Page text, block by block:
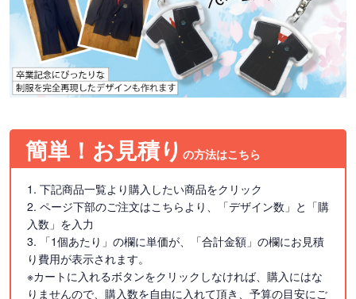
簡単！お見積り の方法はこちら
1. 下記商品一覧より購入したい商品をクリック
2. ページ下部のご注文はこちらより、「デザイン数」と「購
入数」を入力
3. 「1個あたり」の欄に単価が、「合計金額」の欄にお見積
り費用が表示されます。
※カートに入れるボタンをクリックしなければ、購入にはな
りませんので、購入数を自由に入れて頂き、予算の目安にご